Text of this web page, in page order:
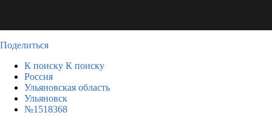
Поделиться
К поиску К поиску
Россия
Ульяновская область
Ульяновск
№1518368